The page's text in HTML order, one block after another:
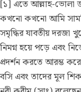
[১] এতে আল্লাহ-ভোলা
কখনো কখনো আমি
সমৃদ্ধির যাবতীয় দরজা
নিমগ্ন হয়ে পড়ে এবং
প্রদর্শন করতে আরম্ভ
বসি এবং তাদের মূল